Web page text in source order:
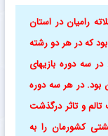
۱۱ بهمن ۱۳۲۸ در دارکلاته رامیان در استان
که در هر دو رشته
سه دوره بازیهای
کاروان ایران بود. در هر سه دوره
و تاثر درگذشت
کشورمان را به